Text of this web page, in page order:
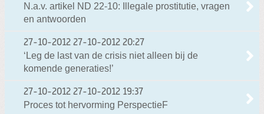
N.a.v. artikel ND 22-10: Illegale prostitutie, vragen
en antwoorden
27-10-2012 27-10-2012 20:27
‘Leg de last van de crisis niet alleen bij de
komende generaties!’
27-10-2012 27-10-2012 19:37
Proces tot hervorming PerspectieF